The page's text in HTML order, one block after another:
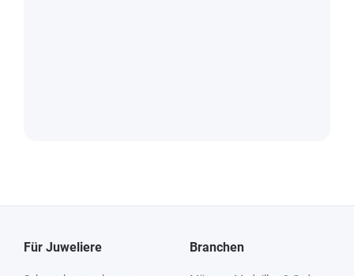
Für Juweliere Branchen